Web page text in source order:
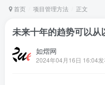
首页 项目管理方法 正文
未来十年的趋势可以从
如熠网
2024年04月16日 16:04